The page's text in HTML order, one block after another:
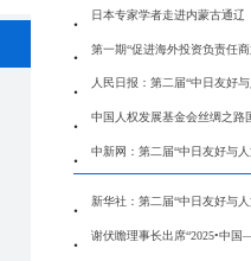
日本专家学者走进内蒙古通辽
第一期“促进海外投资负责任
人民日报：第二届“中日友好
中国人权发展基金会丝绸之路
中新网：第二届“中日友好与
新华社：第二届“中日友好与
谢伏瞻理事长出席“2025•中